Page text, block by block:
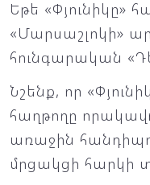
Եթե «Փյունիկը»
«Մարսաշլոկի»
հունգարական
Նշենք, որ
հաղթողը
առաջին
մրցակցի հարկի